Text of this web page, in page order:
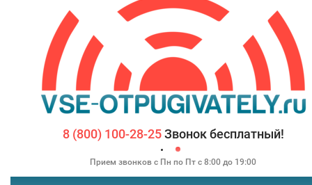
8 (800) 100-28-25Звонок бесплатный!
Прием звонков с Пн по Пт с 8:00 до 19:00